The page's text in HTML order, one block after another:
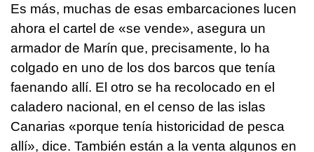
Es más, muchas de esas embarcaciones lucen
ahora el cartel de «se vende», asegura un
armador de Marín que, precisamente, lo ha
colgado en uno de los dos barcos que tenía
faenando allí. El otro se ha recolocado en el
caladero nacional, en el censo de las islas
Canarias «porque tenía historicidad de pesca
allí», dice. También están a la venta algunos en